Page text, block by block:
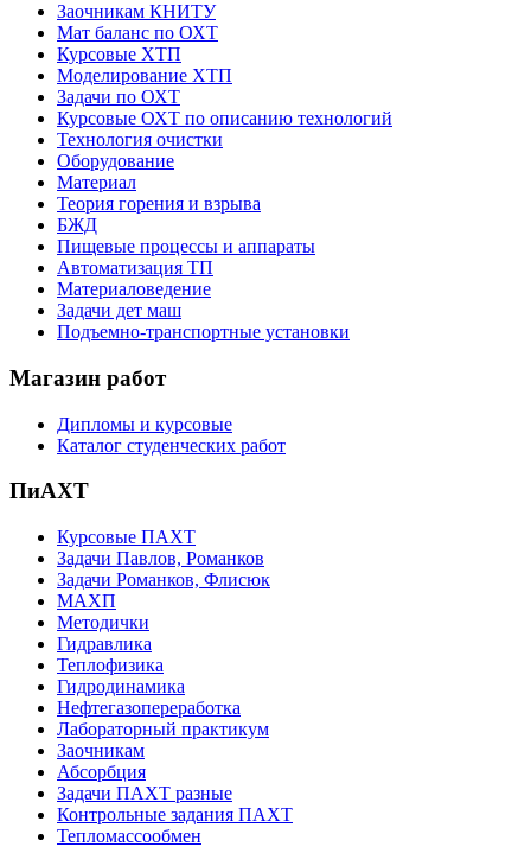
Заочникам КНИТУ
Мат баланс по ОХТ
Курсовые ХТП
Моделирование ХТП
Задачи по ОХТ
Курсовые ОХТ по описанию технологий
Технология очистки
Оборудование
Материал
Теория горения и взрыва
БЖД
Пищевые процессы и аппараты
Автоматизация ТП
Материаловедение
Задачи дет маш
Подъемно-транспортные установки
Магазин работ
Дипломы и курсовые
Каталог студенческих работ
ПиАХТ
Курсовые ПАХТ
Задачи Павлов, Романков
Задачи Романков, Флисюк
МАХП
Методички
Гидравлика
Теплофизика
Гидродинамика
Нефтегазопереработка
Лабораторный практикум
Заочникам
Абсорбция
Задачи ПАХТ разные
Контрольные задания ПАХТ
Тепломассообмен